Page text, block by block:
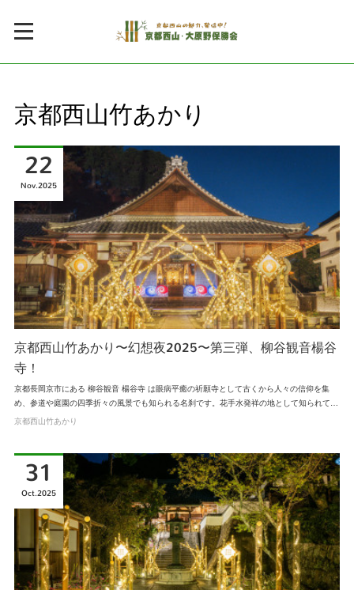
京都西山竹あかり
京都西山竹あかり〜幻想夜2025〜第三弾、柳谷観音楊谷
寺！
京都長岡京市にある 柳谷観音 楊谷寺 は眼病平癒の祈願寺として古くから人々の信仰を集
め、参道や庭園の四季折々の風景でも知られる名刹です。花手水発祥の地として知られて…
22
Nov 2025
京都西山竹あかり
31
Oct 2025